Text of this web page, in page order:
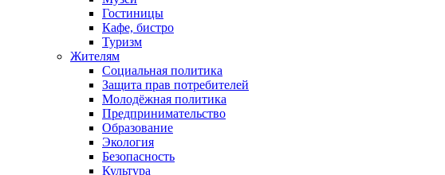
Гостиницы
Кафе, бистро
Туризм
Жителям
Социальная политика
Защита прав потребителей
Молодёжная политика
Предпринимательство
Образование
Экология
Безопасность
Культура